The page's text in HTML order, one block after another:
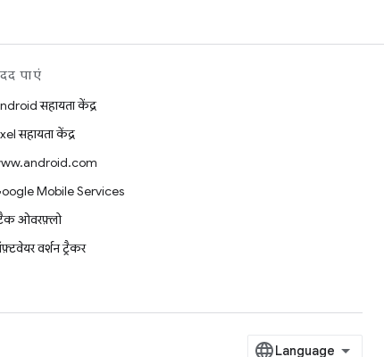
पाएं
सहायता केंद्र
सहायता केंद्र
Mobile Services
ओवरफ़्लो
वर्शन ट्रैकर